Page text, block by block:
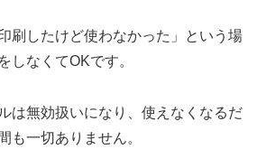
刷したけど使わなかった」という場
しなくてOKです。
は無効扱いになり、使えなくなるだ
も一切ありません。